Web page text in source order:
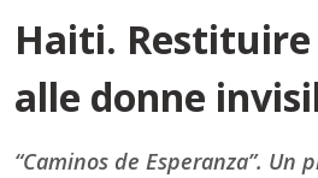
Haiti.
alle donne
“Caminos de Esperanza”. Un